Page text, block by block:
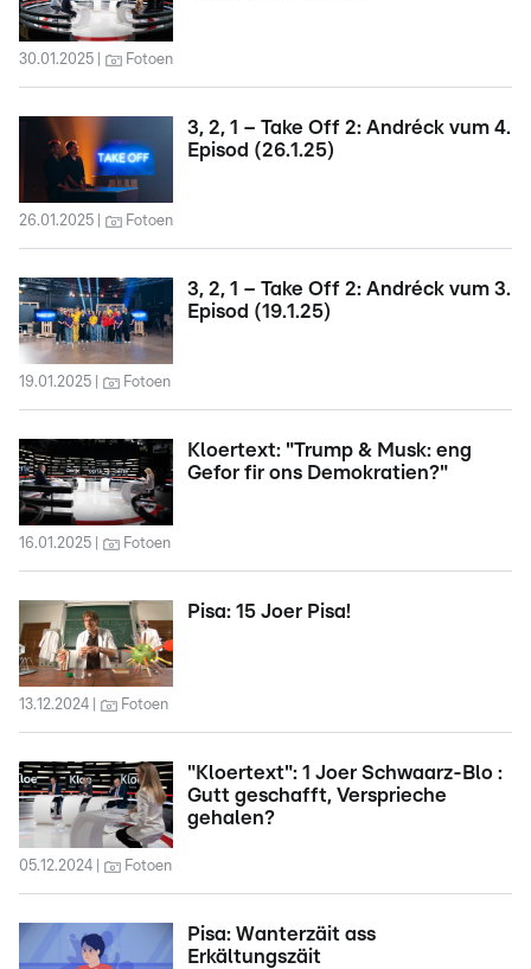
30.01.2025 Fotoen
3, 2, 1 – Take Off 2: Andréck vum 4.
Episod (26.1.25)
26.01.2025 Fotoen
3, 2, 1 – Take Off 2: Andréck vum 3.
Episod (19.1.25)
19.01.2025 Fotoen
Kloertext: "Trump & Musk: eng
Gefor fir ons Demokratien?"
16.01.2025 Fotoen
Pisa: 15 Joer Pisa!
13.12.2024 Fotoen
"Kloertext": 1 Joer Schwaarz-Blo :
Gutt geschafft, Versprieche
gehalen?
05.12.2024 Fotoen
Pisa: Wanterzäit ass
Erkältungszäit